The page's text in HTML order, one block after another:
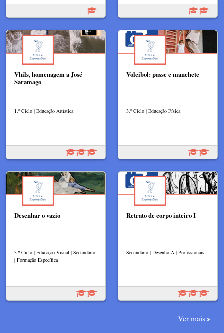
Vhils, homenagem a José
Saramago
1.º Ciclo | Educação Artística
Voleibol: passe e manchete
3.º Ciclo | Educação Física
Desenhar o vazio
3.º Ciclo | Educação Visual | Secundário
| Formação Específica
Retrato de corpo inteiro I
Secundário | Desenho A | Profissionais
Ver mais